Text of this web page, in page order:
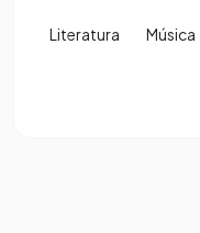
Literatura Música